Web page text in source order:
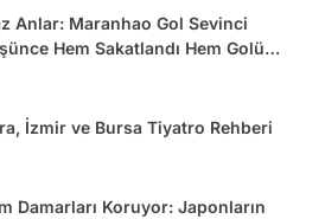
Anlar: Maranhao Gol Sevinci
Hem Sakatlandı Hem Golü
İzmir ve Bursa Tiyatro Rehberi
Damarları Koruyor: Japonların